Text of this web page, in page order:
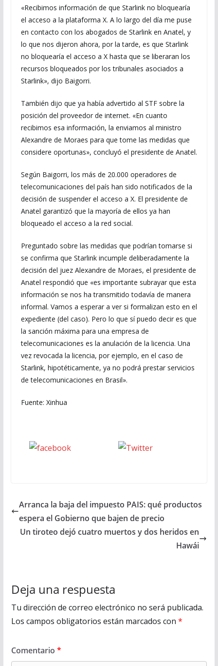
«Recibimos información de que Starlink no bloquearía
el acceso a la plataforma X. A lo largo del día me puse
en contacto con los abogados de Starlink en Anatel, y
lo que nos dijeron ahora, por la tarde, es que Starlink
no bloquearía el acceso a X hasta que se liberaran los
recursos bloqueados por los tribunales asociados a
Starlink», dijo Baigorri.
También dijo que ya había advertido al STF sobre la
posición del proveedor de internet. «En cuanto
recibimos esa información, la enviamos al ministro
Alexandre de Moraes para que tome las medidas que
considere oportunas», concluyó el presidente de Anatel.
Según Baigorri, los más de 20.000 operadores de
telecomunicaciones del país han sido notificados de la
decisión de suspender el acceso a X. El presidente de
Anatel garantizó que la mayoría de ellos ya han
bloqueado el acceso a la red social.
Preguntado sobre las medidas que podrían tomarse si
se confirma que Starlink incumple deliberadamente la
decisión del juez Alexandre de Moraes, el presidente de
Anatel respondió que «es importante subrayar que esta
información se nos ha transmitido todavía de manera
informal. Vamos a esperar a ver si formalizan esto en el
expediente (del caso). Pero lo que sí puedo decir es que
la sanción máxima para una empresa de
telecomunicaciones es la anulación de la licencia. Una
vez revocada la licencia, por ejemplo, en el caso de
Starlink, hipotéticamente, ya no podrá prestar servicios
de telecomunicaciones en Brasil».
Fuente: Xinhua
Arranca la baja del impuesto PAIS: qué productos
espera el Gobierno que bajen de precio
Un tiroteo dejó cuatro muertos y dos heridos en
Hawái
Deja una respuesta
Tu dirección de correo electrónico no será publicada.
Los campos obligatorios están marcados con *
Comentario *